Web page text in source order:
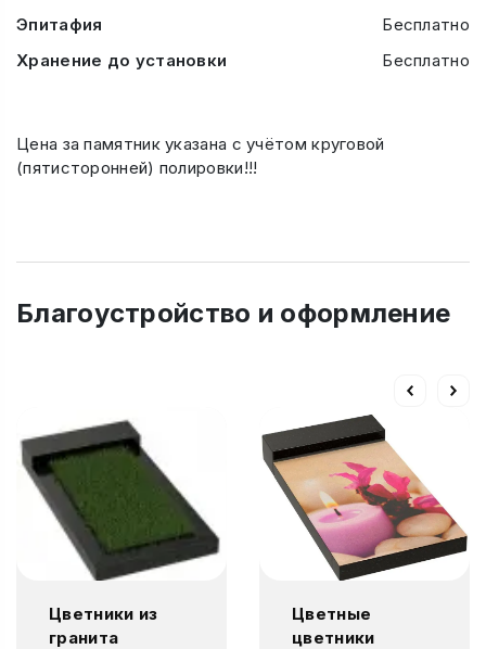
Эпитафия
Бесплатно
Хранение до установки
Бесплатно
Цена за памятник указана с учётом круговой
(пятисторонней) полировки!!!
Благоустройство и оформление
Цветники из
гранита
Цветные
цветники